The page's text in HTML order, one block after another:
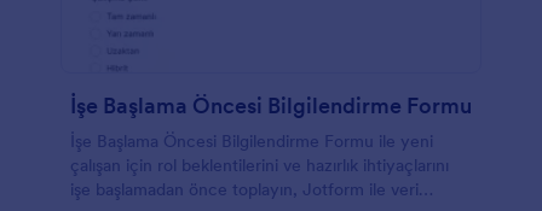
İşe Başlama Öncesi Bilgilendirme Formu
İşe Başlama Öncesi Bilgilendirme Formu ile yeni
çalışan için rol beklentilerini ve hazırlık ihtiyaçlarını
işe başlamadan önce toplayın, Jotform ile veri